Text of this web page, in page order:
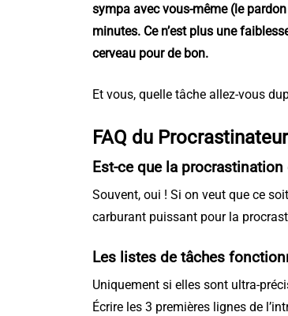
sympa avec vous-même (le
minutes. Ce n’est plus une
cerveau pour de bon.
Et vous, quelle tâche allez-vous
FAQ du Procrastinateur
Est-ce que la
Souvent, oui ! Si on veut que ce
carburant puissant pour la
Les listes de tâches
Uniquement si elles sont ultra-
Écrire les 3 premières lignes de